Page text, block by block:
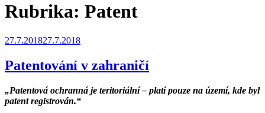
Rubrika: Patent
Publikováno
27.7.201827.7.2018
Patentování v zahraničí
„Patentová ochranná je teritoriální – platí pouze na území, kde byl
patent registrován.“